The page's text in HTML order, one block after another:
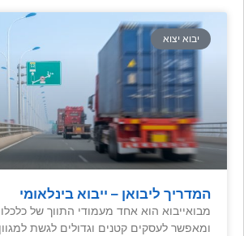
יבוא יצוא
המדריך ליבואן – ייבוא בינלאומי
מבואייבוא הוא אחד מעמודי התווך של
ומאפשר לעסקים קטנים וגדולים לגשת